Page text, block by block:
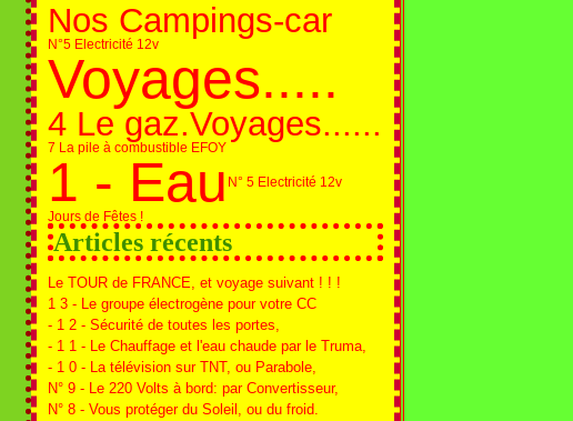
Nos Campings-car
N°5 Electricité 12v
Voyages.....
4 Le gaz.Voyages......
7 La pile à combustible EFOY
1 - Eau N° 5 Electricité 12v
Jours de Fêtes !
Articles récents
Le TOUR de FRANCE, et voyage suivant ! ! !
1 3 - Le groupe électrogène pour votre CC
- 1 2 - Sécurité de toutes les portes,
- 1 1 - Le Chauffage et l'eau chaude par le Truma,
- 1 0 - La télévision sur TNT, ou Parabole,
N° 9 - Le 220 Volts à bord: par Convertisseur,
N° 8 - Vous protéger du Soleil, ou du froid.